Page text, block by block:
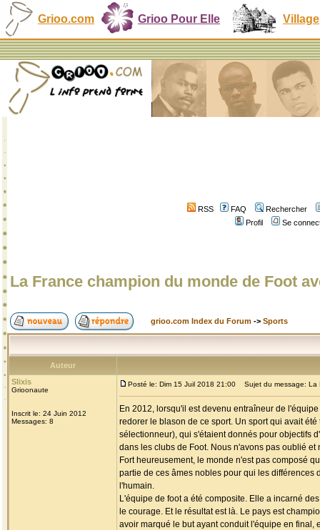
Grioo.com Grioo Pour Elle Village
RSS FAQ
Rechercher
Profil
Se
La France champion du monde de Foot
grioo.com Index du Forum -> Sports
Auteur
Slixis
Grioonaute
Inscrit le: 24 Juin 2012
Messages: 8
Posté le: Dim 15 Juil 2018 21:00 Sujet du message: La
En 2012, lorsqu'il est devenu entraîneur de
redorer le blason de ce sport. Un sport qui avait
sélectionneur), qui s'étaient donnés pour objectifs
dans les clubs de Foot. Nous n'avons pas oublié
Fort heureusement, le monde n'est pas composé
partie de ces âmes nobles pour qui les
l'humain.
L'équipe de foot a été composite. Elle a incarné
le courage. Et le résultat est là. Le pays est
avoir marqué le but ayant conduit l'équipe en final,